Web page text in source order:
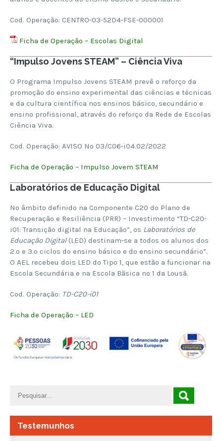
Cod. Operação: CENTRO-03-52D4-FSE-000001
Ficha de Operação – Escolas Digital
“Impulso Jovens STEAM” – Ciência Viva
O Programa Impulso Jovens STEAM prevê o reforço da
promoção do ensino experimental das ciências e técnicas
e da cultura científica nos ensinos básico, secundário e
ensino profissional, através do reforço da Rede de Escolas
Ciência Viva.
Cod. Operação: AVISO Nº 03/C06-i04.02/2022
Ficha de Operação – Impulso Jovem STEAM
Laboratórios de Educação Digital
No âmbito definido na Componente C20 do Plano de
Recuperação e Resiliência (PRR) – Investimento “TD-C20-
i01: Transição digital na Educação”, os Laboratórios de
Educação Digital(LED) destinam-se a todos os alunos dos
2.º e 3.º ciclos do ensino básico e do ensino secundário”.
O AEL recebeu dois LED do Tipo 1, que estão a funcionar na
Escola Secundária e na Escola Bãsica nº 1 da Lousã.
Cod. Operação: TD-C20-i01
Ficha de Operação – LED
Testemunhos